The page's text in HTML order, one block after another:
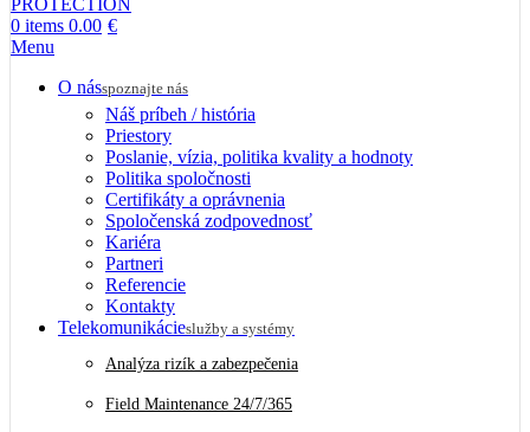
0 items 0.00 €
Menu
O násspoznajte nás
Náš príbeh / história
Priestory
Poslanie, vízia, politika kvality a hodnoty
Politika spoločnosti
Certifikáty a oprávnenia
Spoločenská zodpovednosť
Kariéra
Partneri
Referencie
Kontakty
Telekomunikácieslužby a systémy
Analýza rizík a zabezpečenia
Field Maintenance 24/7/365